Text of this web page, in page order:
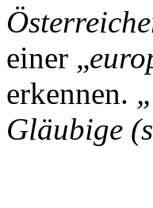
einer „
erkennen.
Gläubige